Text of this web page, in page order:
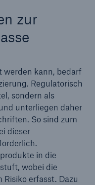
zur
werden kann, bedarf
Regulatorisch
sondern als
unterliegen daher
So sind zum
dieser
in die
wobei die
erfasst. Dazu